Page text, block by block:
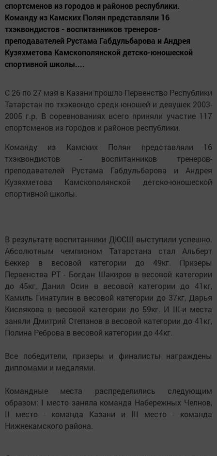
спортсменов из городов и районов республики.
Команду из Камских Полян представляли 16
тхэквондистов - воспитанников тренеров-
преподавателей Рустама Габдульбарова и Андрея
Кузяхметова Камскополянской детско-юношеской
спортивной школы....
С 26 по 27 мая в Казани прошло Первенство Республики
Татарстан по тхэквондо среди юношей и девушек 2003-
2005 г.р. В соревнованиях всего приняли участие 117
спортсменов из городов и районов республики.
Команду из Камских Полян представляли 16
тхэквондистов - воспитанников тренеров-
преподавателей Рустама Габдульбарова и Андрея
Кузяхметова Камскополянской детско-юношеской
спортивной школы.
В результате воспитанники ДЮСШ выступили успешно.
Абсолютным чемпионом Татарстана стал Альберт
Беккер в весовой категории до 49кг. Призеры
Первенства РТ - Богдан Шакиров в весовой категории
до 45кг, Данил Осин в весовой категории до 41кг,
Камиль Гинатулин в весовой категории до 37кг, Дарья
Кислякова в весовой категории до 59кг. И III-и места
заняли Дмитрий Степанов в весовой категории до 41кг,
Полина Реброва в весовой категории до 44кг.
Все победители, призеры и финалисты награждены
дипломами и медалями.
Командные места распределились следующим
образом: I место заняла команда Набережных Челнов,
II место - команда Казани и III место - команда
Нижнекамского района.